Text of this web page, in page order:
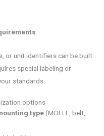
or unit identifiers can be built
special labeling or
standards.
options
type (MOLLE, belt,